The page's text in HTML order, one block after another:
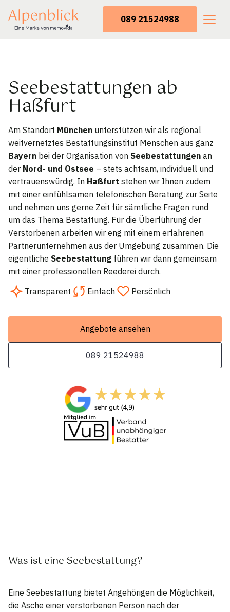
089 21524988
Seebestattungen ab
Haßfurt
Am Standort München unterstützen wir als regional
weitvernetztes Bestattungsinstitut Menschen aus ganz
Bayern bei der Organisation von Seebestattungen an
der Nord- und Ostsee – stets achtsam, individuell und
vertrauenswürdig. In Haßfurt stehen wir Ihnen zudem
mit einer einfühlsamen telefonischen Beratung zur Seite
und nehmen uns gerne Zeit für sämtliche Fragen rund
um das Thema Bestattung. Für die Überführung der
Verstorbenen arbeiten wir eng mit einem erfahrenen
Partnerunternehmen aus der Umgebung zusammen. Die
eigentliche Seebestattung führen wir dann gemeinsam
mit einer professionellen Reederei durch.
Transparent
Einfach Persönlich
Angebote ansehen
089 21524988
Was ist eine Seebestattung?
Eine Seebestattung bietet Angehörigen die Möglichkeit,
die Asche einer verstorbenen Person nach der